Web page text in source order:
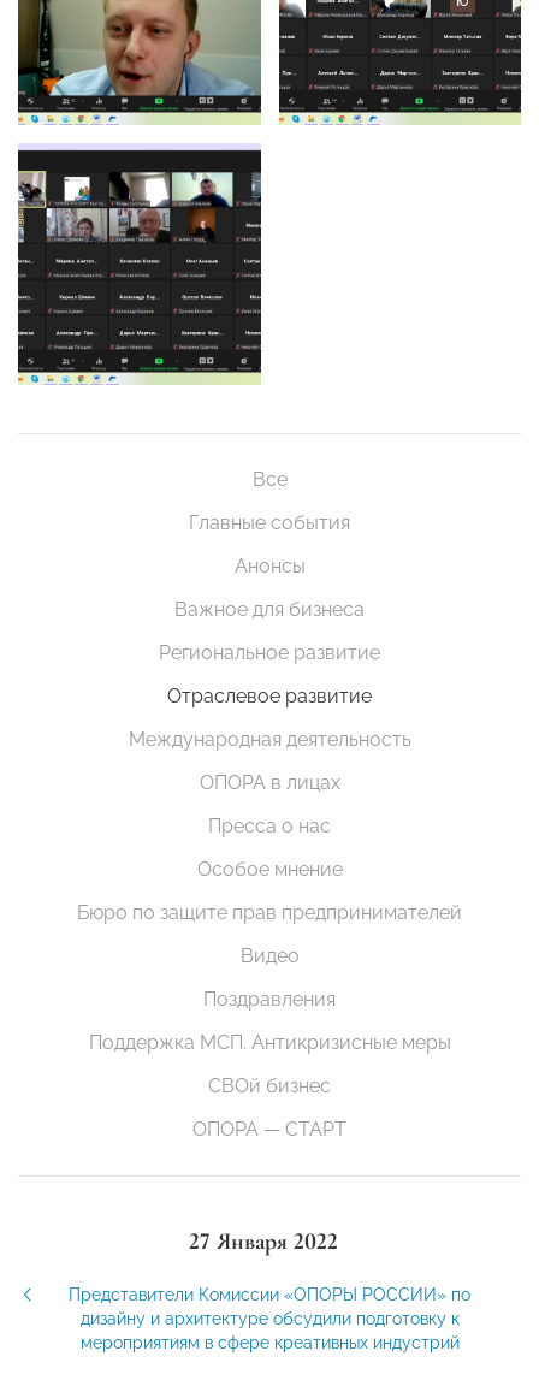
Все
Главные события
Анонсы
Важное для бизнеса
Региональное развитие
Отраслевое развитие
Международная деятельность
ОПОРА в лицах
Пресса о нас
Особое мнение
Бюро по защите прав предпринимателей
Видео
Поздравления
Поддержка МСП. Антикризисные меры
СВОй бизнес
ОПОРА — СТАРТ
27 Января 2022
Представители Комиссии «ОПОРЫ РОССИИ» по
дизайну и архитектуре обсудили подготовку к
мероприятиям в сфере креативных индустрий